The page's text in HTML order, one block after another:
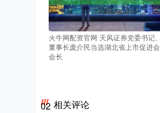
火牛网配资官网 天风证券党委书记、
董事长庞介民当选湖北省上市促进会
会长
02 相关评论